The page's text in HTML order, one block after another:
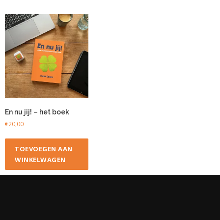
En nu jij! – het boek
€20,00
TOEVOEGEN AAN
WINKELWAGEN